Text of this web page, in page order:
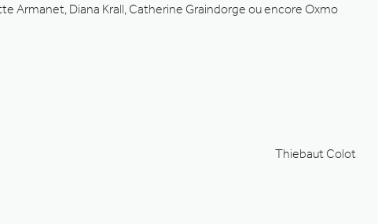
Armanet, Diana Krall, Catherine Graindorge ou encore Oxmo
Thiebaut Colot